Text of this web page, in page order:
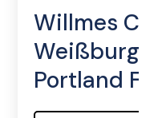
Willmes
Portland